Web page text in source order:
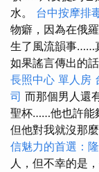
水。 台中按摩排
物癖，因為在俄
生了風流韻事……
如果謠言傳出的
長照中心 單人房
司 而那個男人還
聖杯……他也許能
但他對我就沒那
信魅力的首選：
人，但不幸的是